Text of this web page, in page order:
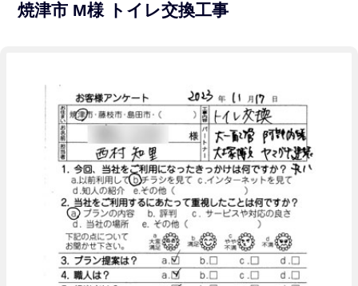
焼津市 M様 トイレ交換工事